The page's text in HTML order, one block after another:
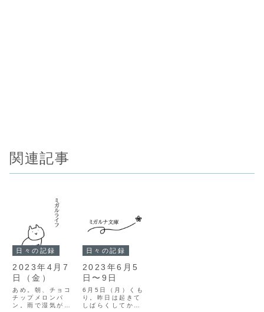
関連記事
日々の記録
2023年4月7
日（金）
あめ。朝、チョコ
チップメロンパ
ン。雨で湿気がす
日々の記録
2023年6月5
日〜9日
6月5日（月）くも
り。昨日は起きて
しばらくしてから